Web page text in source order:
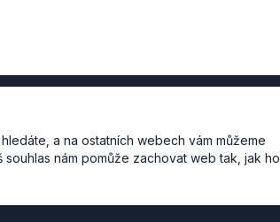
a na ostatních webech vám můžeme
nám pomůže zachovat web tak, jak ho